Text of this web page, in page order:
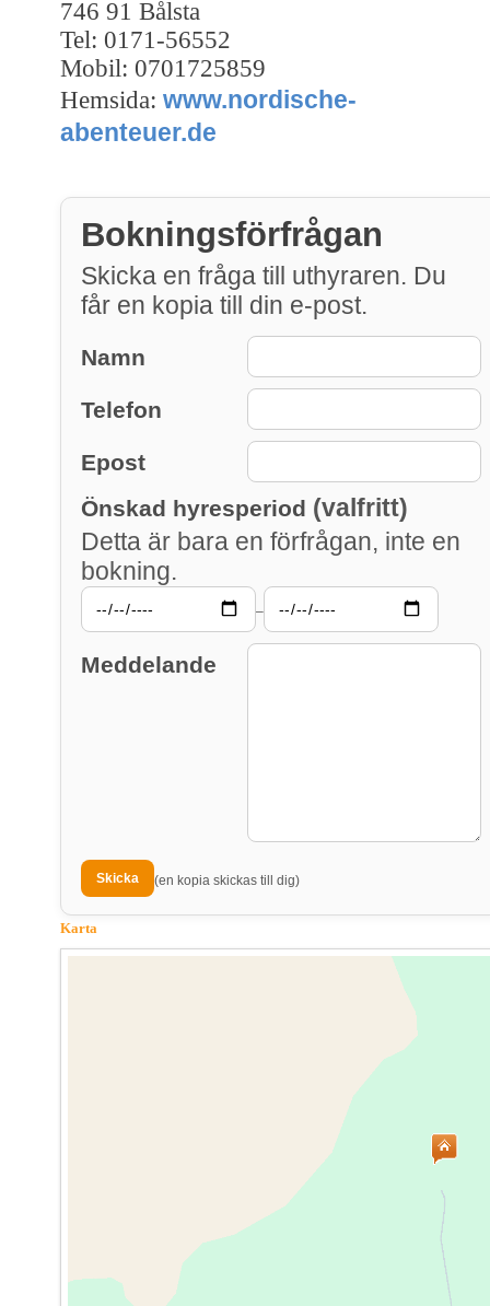
746 91 Bålsta
Tel: 0171-56552
Mobil: 0701725859
Hemsida: www.nordische-
abenteuer.de
Bokningsförfrågan
Skicka en fråga till uthyraren. Du
får en kopia till din e-post.
Namn
Telefon
Epost
Önskad hyresperiod (valfritt)
Detta är bara en förfrågan, inte en
bokning.
–
Meddelande
(en kopia skickas till dig)
Karta